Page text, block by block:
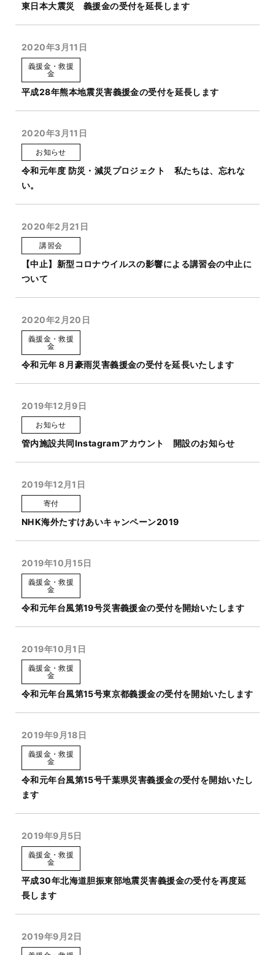
東日本大震災 義援金の受付を延長します
2020年3月11日
義援金・救援
金
平成28年熊本地震災害義援金の受付を延長します
2020年3月11日
お知らせ
令和元年度 防災・減災プロジェクト 私たちは、忘れな
い。
2020年2月21日
講習会
【中止】新型コロナウイルスの影響による講習会の中止に
ついて
2020年2月20日
義援金・救援
金
令和元年８月豪雨災害義援金の受付を延長いたします
2019年12月9日
お知らせ
管内施設共同Instagramアカウント 開設のお知らせ
2019年12月1日
寄付
NHK海外たすけあいキャンペーン2019
2019年10月15日
義援金・救援
金
令和元年台風第19号災害義援金の受付を開始いたします
2019年10月1日
義援金・救援
金
令和元年台風第15号東京都義援金の受付を開始いたします
2019年9月18日
義援金・救援
金
令和元年台風第15号千葉県災害義援金の受付を開始いたし
ます
2019年9月5日
義援金・救援
金
平成30年北海道胆振東部地震災害義援金の受付を再度延
長します
2019年9月2日